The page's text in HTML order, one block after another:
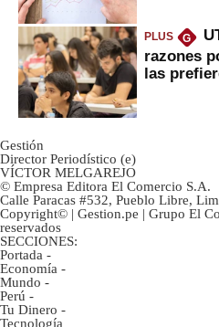
PLUS G
razones
las
Gestión
Director Periodístico (e)
VÍCTOR MELGAREJO
© Empresa Editora El Comercio S.A.
Calle Paracas #532, Pueblo Libre,
Copyright© | Gestion.pe | Grupo El
reservados
SECCIONES:
Portada -
Economía -
Mundo -
Perú -
Tu Dinero -
Tecnología